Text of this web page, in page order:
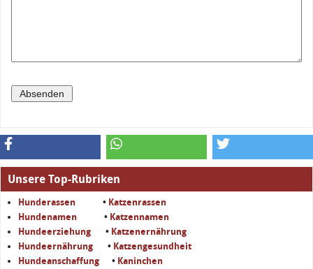
Unsere Top-Rubriken
Hunderassen • Katzenrassen
Hundenamen
• Katzennamen
Hundeerziehung • Katzenernährung
Hundeernährung • Katzengesundheit
Hundeanschaffung • Kaninchen